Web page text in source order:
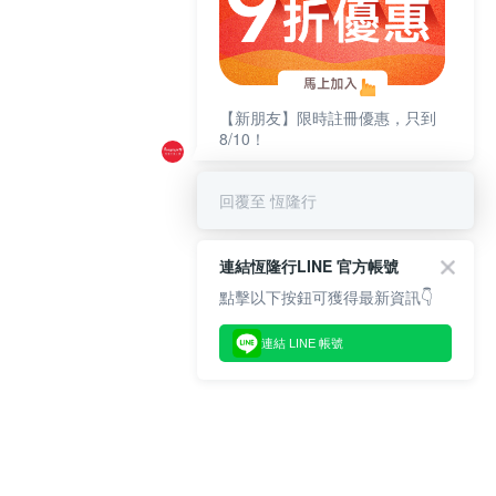
【新朋友】限時註冊優惠，只到
8/10！
回覆至 恆隆行
連結恆隆行LINE 官方帳號
點擊以下按鈕可獲得最新資訊👇
連結 LINE 帳號